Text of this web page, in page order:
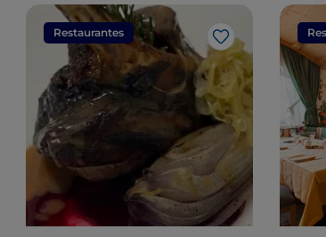
Restaurantes
Gosto